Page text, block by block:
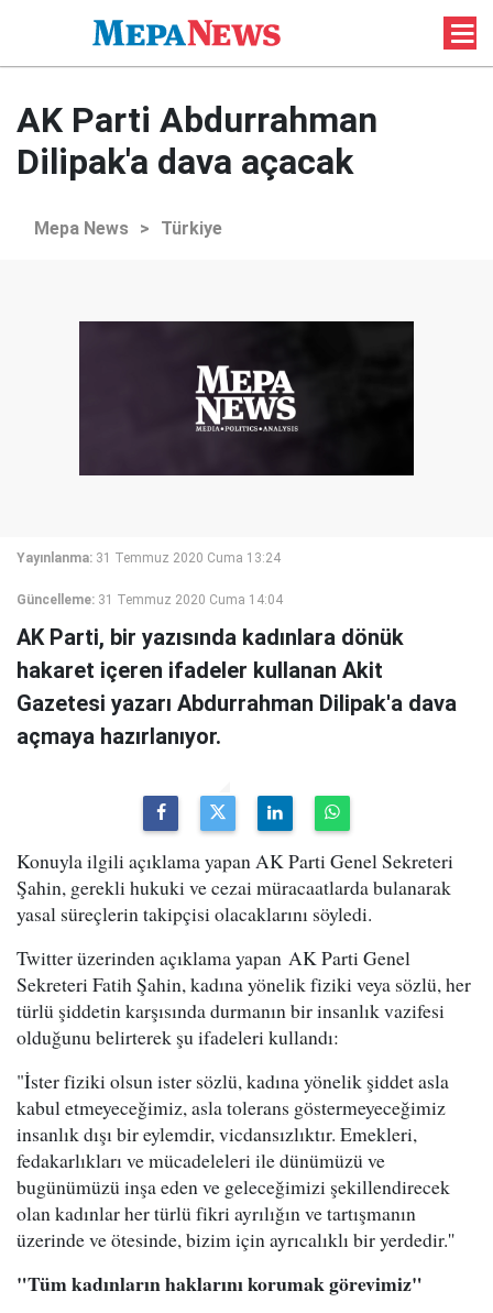
AK Parti Abdurrahman
Dilipak'a dava açacak
Mepa News > Türkiye
Yayınlanma: 31 Temmuz 2020 Cuma 13:24
Güncelleme: 31 Temmuz 2020 Cuma 14:04
AK Parti, bir yazısında kadınlara dönük
hakaret içeren ifadeler kullanan Akit
Gazetesi yazarı Abdurrahman Dilipak'a dava
açmaya hazırlanıyor.
Konuyla ilgili açıklama yapan AK Parti Genel Sekreteri
Şahin, gerekli hukuki ve cezai müracaatlarda bulanarak
yasal süreçlerin takipçisi olacaklarını söyledi.
Twitter üzerinden açıklama yapan AK Parti Genel
Sekreteri Fatih Şahin, kadına yönelik fiziki veya sözlü, her
türlü şiddetin karşısında durmanın bir insanlık vazifesi
olduğunu belirterek şu ifadeleri kullandı:
"İster fiziki olsun ister sözlü, kadına yönelik şiddet asla
kabul etmeyeceğimiz, asla tolerans göstermeyeceğimiz
insanlık dışı bir eylemdir, vicdansızlıktır. Emekleri,
fedakarlıkları ve mücadeleleri ile dünümüzü ve
bugünümüzü inşa eden ve geleceğimizi şekillendirecek
olan kadınlar her türlü fikri ayrılığın ve tartışmanın
üzerinde ve ötesinde, bizim için ayrıcalıklı bir yerdedir.''
"Tüm kadınların haklarını korumak görevimiz"